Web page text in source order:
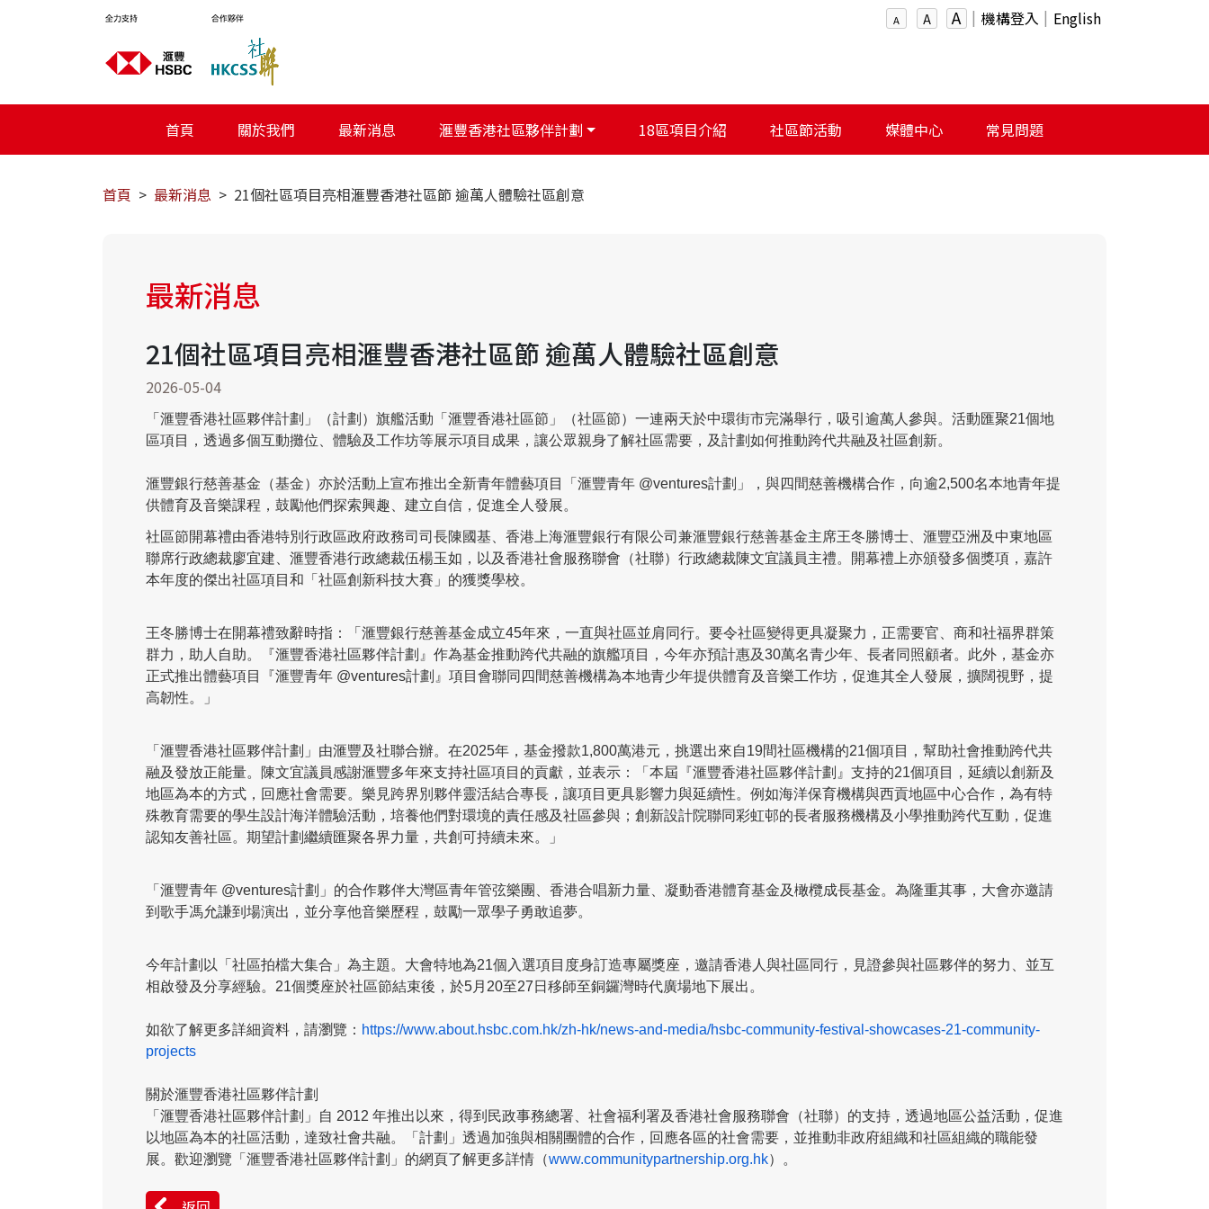
A A A 機構登入 English
首頁 關於我們 最新消息 滙豐香港社區夥伴計劃 18區項目介紹 社區節活動 媒體中心 常見問題
首頁 最新消息 21個社區項目亮相滙豐香港社區節 逾萬人體驗社區創意
最新消息
21個社區項目亮相滙豐香港社區節 逾萬人體驗社區創意
2026-05-04
「滙豐香港社區夥伴計劃」（計劃）旗艦活動「滙豐香港社區節」（社區節）一連兩天於中環街市完滿舉行，吸引逾萬人參與。活動匯聚21個地
區項目，透過多個互動攤位、體驗及工作坊等展示項目成果，讓公眾親身了解社區需要，及計劃如何推動跨代共融及社區創新。
滙豐銀行慈善基金（基金）亦於活動上宣布推出全新青年體藝項目「滙豐青年 @ventures計劃」，與四間慈善機構合作，向逾2,500名本地青年提
供體育及音樂課程，鼓勵他們探索興趣、建立自信，促進全人發展。
社區節開幕禮由香港特別行政區政府政務司司長陳國基、香港上海滙豐銀行有限公司兼滙豐銀行慈善基金主席王冬勝博士、滙豐亞洲及中東地區
聯席行政總裁廖宜建、滙豐香港行政總裁伍楊玉如，以及香港社會服務聯會（社聯）行政總裁陳文宜議員主禮。開幕禮上亦頒發多個獎項，嘉許
本年度的傑出社區項目和「社區創新科技大賽」的獲獎學校。
王冬勝博士在開幕禮致辭時指：「滙豐銀行慈善基金成立45年來，一直與社區並肩同行。要令社區變得更具凝聚力，正需要官、商和社福界群策
群力，助人自助。『滙豐香港社區夥伴計劃』作為基金推動跨代共融的旗艦項目，今年亦預計惠及30萬名青少年、長者同照顧者。此外，基金亦
正式推出體藝項目『滙豐青年 @ventures計劃』項目會聯同四間慈善機構為本地青少年提供體育及音樂工作坊，促進其全人發展，擴闊視野，提
高韌性。」
「滙豐香港社區夥伴計劃」由滙豐及社聯合辦。在2025年，基金撥款1,800萬港元，挑選出來自19間社區機構的21個項目，幫助社會推動跨代共
融及發放正能量。陳文宜議員感謝滙豐多年來支持社區項目的貢獻，並表示：「本屆『滙豐香港社區夥伴計劃』支持的21個項目，延續以創新及
地區為本的方式，回應社會需要。樂見跨界別夥伴靈活結合專長，讓項目更具影響力與延續性。例如海洋保育機構與西貢地區中心合作，為有特
殊教育需要的學生設計海洋體驗活動，培養他們對環境的責任感及社區參與；創新設計院聯同彩虹邨的長者服務機構及小學推動跨代互動，促進
認知友善社區。期望計劃繼續匯聚各界力量，共創可持續未來。」
「滙豐青年 @ventures計劃」的合作夥伴大灣區青年管弦樂團、香港合唱新力量、凝動香港體育基金及橄欖成長基金。為隆重其事，大會亦邀請
到歌手馮允謙到場演出，並分享他音樂歷程，鼓勵一眾學子勇敢追夢。
今年計劃以「社區拍檔大集合」為主題。大會特地為21個入選項目度身訂造專屬獎座，邀請香港人與社區同行，見證參與社區夥伴的努力、並互
相啟發及分享經驗。21個獎座於社區節結束後，於5月20至27日移師至銅鑼灣時代廣場地下展出。
如欲了解更多詳細資料，請瀏覽： https://www.about.hsbc.com.hk/zh-hk/news-and-media/hsbc-community-festival-showcases-21-community-
projects
​關於滙豐香港社區夥伴計劃
「滙豐香港社區夥伴計劃」自 2012 年推出以來，得到民政事務總署、社會福利署及香港社會服務聯會（社聯）的支持，透過地區公益活動，促進
以地區為本的社區活動，達致社會共融。「計劃」透過加強與相關團體的合作，回應各區的社會需要，並推動非政府組織和社區組織的職能發
展。歡迎瀏覽「滙豐香港社區夥伴計劃」的網頁了解更多詳情（www.communitypartnership.org.hk）。